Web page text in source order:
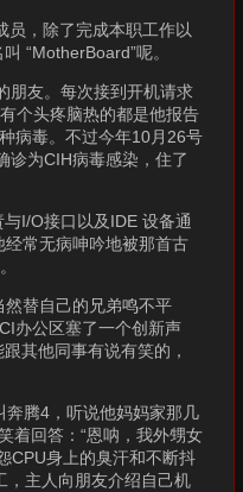
员，除了完成本职工作以
“MotherBoard”呢。
朋友。每次接到开机请求
个头疼脑热的都是他报告
病毒。不过今年10月26号
诊为CIH病毒感染，住了
I/O接口以及IDE 设备通
常无病呻吟地被那首古
替自己的兄弟鸣不平
办公区塞了一个创新声
其他同事有说有笑的，
奔腾4，听说他妈妈家那几
着回答：“恩呐，我外甥女
CPU身上的臭汗和不断抖
，主人向朋友介绍自己机